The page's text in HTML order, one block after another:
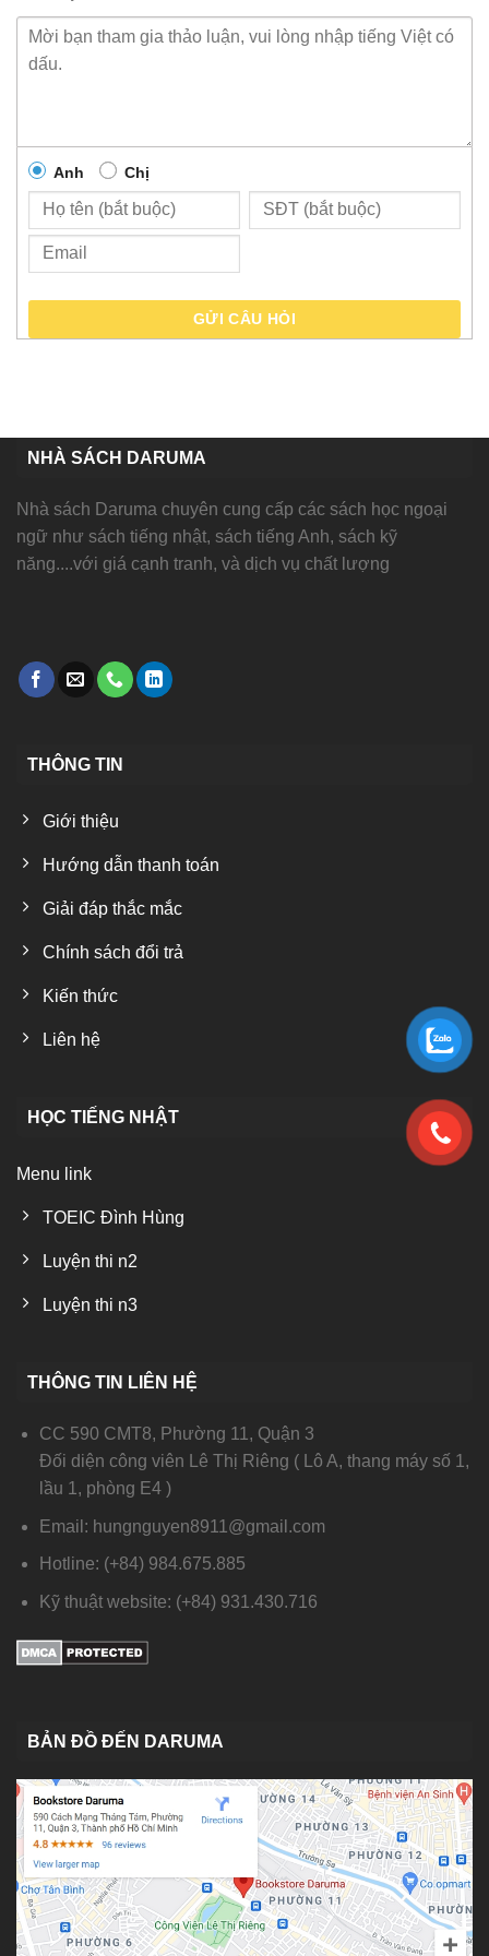
Anh Chị
GỬI CÂU HỎI
NHÀ SÁCH DARUMA
Nhà sách Daruma chuyên cung cấp các sách học ngoại
ngữ như sách tiếng nhật, sách tiếng Anh, sách kỹ
năng....với giá cạnh tranh, và dịch vụ chất lượng
THÔNG TIN
Giới thiệu
Hướng dẫn thanh toán
Giải đáp thắc mắc
Chính sách đổi trả
Kiến thức
Liên hệ
HỌC TIẾNG NHẬT
Menu link
TOEIC Đình Hùng
Luyện thi n2
Luyện thi n3
THÔNG TIN LIÊN HỆ
CC 590 CMT8, Phường 11, Quận 3
Đối diện công viên Lê Thị Riêng ( Lô A, thang máy số 1,
lầu 1, phòng E4 )
Email: hungnguyen8911@gmail.com
Hotline: (+84) 984.675.885
Kỹ thuật website: (+84) 931.430.716
BẢN ĐỒ ĐẾN DARUMA